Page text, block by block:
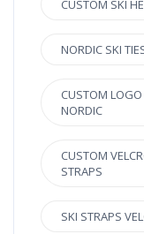
CUSTOM SKI
NORDIC SKI
CUSTOM
NORDIC
CUSTOM
STRAPS
SKI STRAPS